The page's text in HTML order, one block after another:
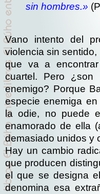
sin hombres.»
Vano intento del
violencia sin
que va a
cuartel. Pero ¿son
enemigo? Porque
especie enemiga
la odie, no puede
enamorado de ella
demasiado unidos y
Hay un cambio
que producen
el que se designa
denomina esa